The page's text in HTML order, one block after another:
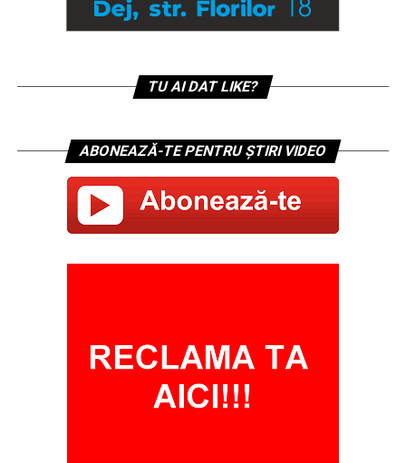
TU AI DAT LIKE?
ABONEAZĂ-TE PENTRU ȘTIRI VIDEO